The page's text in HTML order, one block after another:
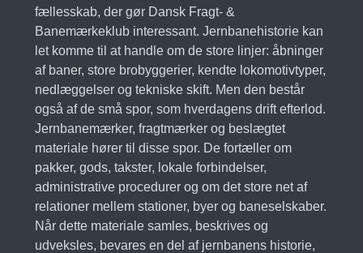
fællesskab, der gør Dansk Fragt- &
Banemærkeklub interessant. Jernbanehistorie kan
let komme til at handle om de store linjer: åbninger
af baner, store brobyggerier, kendte lokomotivtyper,
nedlæggelser og tekniske skift. Men den består
også af de små spor, som hverdagens drift efterlod.
Jernbanemærker, fragtmærker og beslægtet
materiale hører til disse spor. De fortæller om
pakker, gods, takster, lokale forbindelser,
administrative procedurer og om det store net af
relationer mellem stationer, byer og baneselskaber.
Når dette materiale samles, beskrives og
udveksles, bevares en del af jernbanens historie,